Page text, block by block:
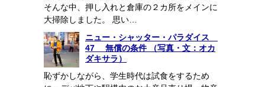
そんな中、押し入れと倉庫の２カ所をメインに
大掃除しました。 思い…
ニュー・シャッター・パラダイス
47 無償の条件 （写真・文：オカ
ダキサラ）
恥ずかしながら、学生時代は試食をするため